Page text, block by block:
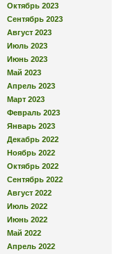
Октябрь 2023
Сентябрь 2023
Август 2023
Июль 2023
Июнь 2023
Май 2023
Апрель 2023
Март 2023
Февраль 2023
Январь 2023
Декабрь 2022
Ноябрь 2022
Октябрь 2022
Сентябрь 2022
Август 2022
Июль 2022
Июнь 2022
Май 2022
Апрель 2022